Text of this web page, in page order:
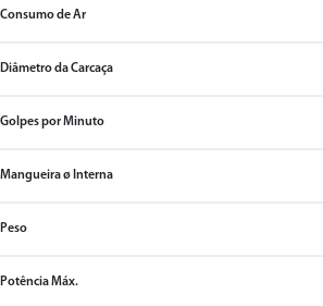
Consumo de Ar
Diâmetro da Carcaça
Golpes por Minuto
Mangueira ø Interna
Peso
Potência Máx.